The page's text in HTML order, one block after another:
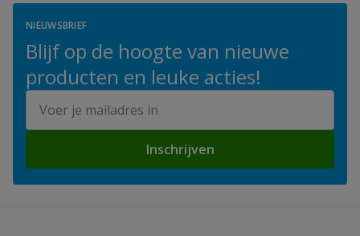
NIEUWSBRIEF
Blijf op de hoogte van nieuwe
producten en leuke acties!
Inschrijven